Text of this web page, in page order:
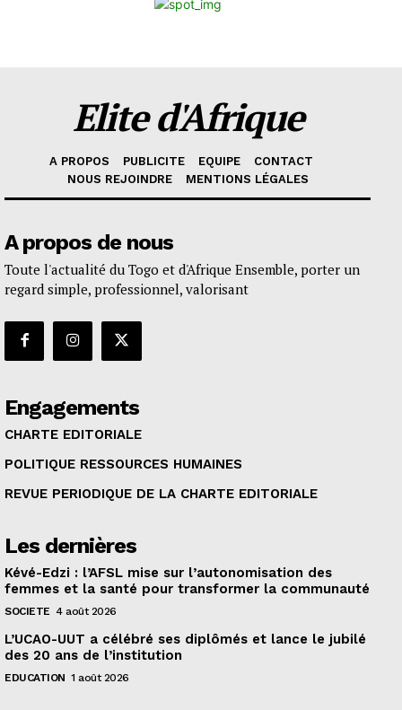
Elite d'Afrique
A PROPOS PUBLICITE EQUIPE
CONTACT
NOUS REJOINDRE
MENTIONS LÉGALES
A propos de nous
Toute l'actualité du Togo et d'Afrique Ensemble, porter un
regard simple, professionnel, valorisant
Engagements
CHARTE EDITORIALE
POLITIQUE RESSOURCES HUMAINES
REVUE PERIODIQUE DE LA CHARTE EDITORIALE
Les dernières
Kévé-Edzi : l’AFSL mise sur l’autonomisation des
femmes et la santé pour transformer la communauté
SOCIETE 4 août 2026
L’UCAO-UUT a célébré ses diplômés et lance le jubilé
des 20 ans de l’institution
EDUCATION 1 août 2026